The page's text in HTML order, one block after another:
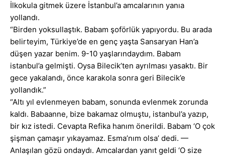
İlkokula gitmek üzere İstanbul’a amcalarının yanıa
yollandı.
“Birden yoksullaştık. Babam şoförlük yapıyordu. Bu arada
belirteyim, Türkiye’de en genç yaşta Sansaryan Han’a
düşen yazar benim. 9-10 yaşlarındaydım. Babam
istanbul’a gelmişti. Oysa Bilecik’ten ayrılması yasaktı. Bir
gece yakalandı, önce karakola sonra geri Bilecik’e
yollandık.”
“Altı yıl evlenmeyen babam, sonunda evlenmek zorunda
kaldı. Babaanne, bize bakamaz olmuştu, istanbul’a yazıp,
bir kız istedi. Cevapta Refika hanım önerildi. Babam ‘O çok
şişman çamaşır yıkayamaz. Esma’nım olsa’ dedi. —
Anlaşılan gözü ondaydı. Amcalardan yanıt geldi ‘O size